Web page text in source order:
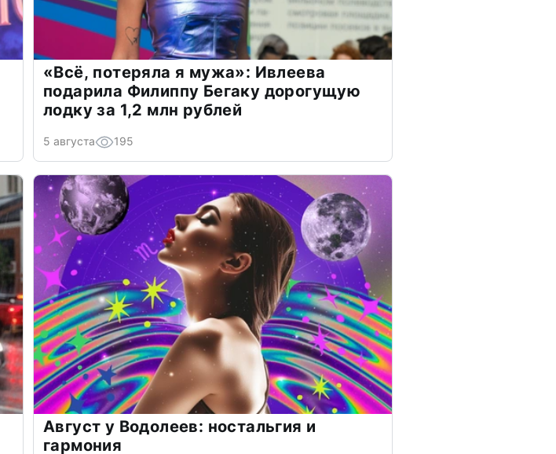
«Всё, потеряла я мужа»: Ивлеева
подарила Филиппу Бегаку дорогущую
лодку за 1,2 млн рублей
5 августа 195
Август у Водолеев: ностальгия и
гармония